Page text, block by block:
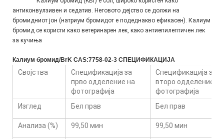
антиконвулзивен и седатив. Неговото дејство се должи на
бромидниот јон (натриум бромидот е подеднакво ефикасен). Калиум
бромид се користи како ветеринарен лек, како антиепилептичен лек
за кучиња
Калиум бромид/BrK CAS:7758-02-3 СПЕЦИФИКАЦИЈА
Својства
Спецификација за
прво одделение на
фотографија
Спецификација за
второ одделение за
фотографија
Изглед
Бел прав Бел прав
Анализа (%) 99,50 мин 99,50 мин